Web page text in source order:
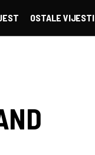
OSTALE VIJESTI